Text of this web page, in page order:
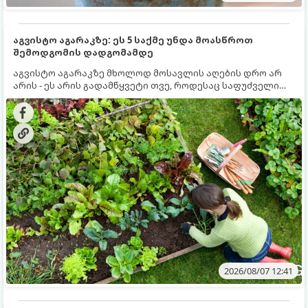
აგვისტო აგარაკზე: ეს 5 საქმე უნდა მოასწროთ
შემოდგომის დადგომამდე
აგვისტო აგარაკზე მხოლოდ მოსავლის აღების დრო არ
არის - ეს არის გადამწყვეტი თვე, როდესაც საფუძველი
ეყრება მომავალი წლის მოსავალს და ბაღი მზადდება
შემოდგომა-ზამთრის სეზონისთვის. იმისათვის, რომ
ნიადაგმა ენერგია აღიდგინოს, ხოლო მცენარეებმა
ზამთარს გაუძლონ, აგვისტოს ბოლომდე 5
მნიშვნელოვანი საქმის გაკეთება უნდა მოასწროთ:
2026/08/07 12:41